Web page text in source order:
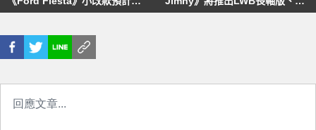
2022亮相
裝車首度曝光